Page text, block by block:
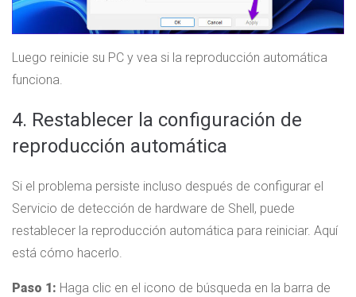
Luego reinicie su PC y vea si la reproducción automática
funciona.
4. Restablecer la configuración de
reproducción automática
Si el problema persiste incluso después de configurar el
Servicio de detección de hardware de Shell, puede
restablecer la reproducción automática para reiniciar. Aquí
está cómo hacerlo.
Paso 1: Haga clic en el icono de búsqueda en la barra de